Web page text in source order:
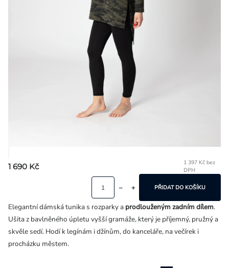
1 690 Kč
1 397 Kč bez
DPH
PŘIDAT DO KOŠÍKU
Elegantní dámská tunika s rozparky a prodlouženým zadním dílem.
Ušita z bavlněného úpletu vyšší gramáže, který je příjemný, pružný a
skvěle sedí. Hodí k legínám i džínům, do kanceláře, na večírek i
procházku městem.